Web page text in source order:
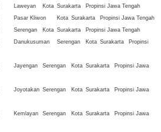
Laweyan Kota Surakarta
Propinsi Jawa Tengah
Pasar Kliwon Kota Surakarta
Propinsi Jawa Tengah
Serengan Kota Surakarta
Propinsi Jawa Tengah
Danukusuman Serengan Kota Surakarta
Propinsi
Jayengan Serengan Kota Surakarta
Propinsi Jawa
Joyotakan Serengan Kota Surakarta
Propinsi Jawa
Kemlayan Serengan Kota Surakarta
Propinsi Jawa